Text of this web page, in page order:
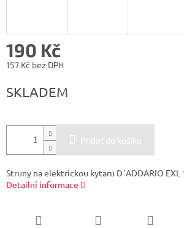
190 Kč
157 Kč bez DPH
cena:
SKLADEM
Přidat do košíku
Struny na elektrickou kytaru D´ADDARIO EXL
Detailní informace